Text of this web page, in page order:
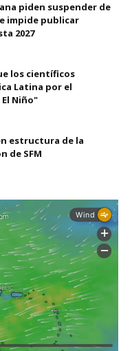
piden suspender de
impide publicar
2027
los científicos
Latina por el
Niño"
estructura de la
de SFM